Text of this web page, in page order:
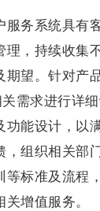
服务系统具有
理，持续收集
期望。针对产
需求进行详
功能设计，以
，组织相关部
等标准及流程
增值服务。